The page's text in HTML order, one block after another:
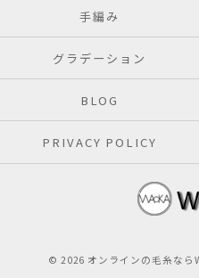
手編み
グラデーション
BLOG
PRIVACY POLICY
© 2026 オンラインの毛糸なら